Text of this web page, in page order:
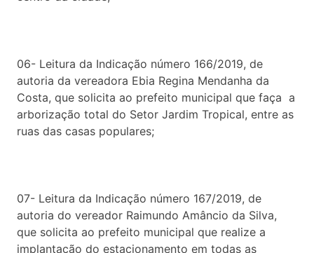
06- Leitura da Indicação número 166/2019, de
autoria da vereadora Ebia Regina Mendanha da
Costa, que solicita ao prefeito municipal que faça a
arborização total do Setor Jardim Tropical, entre as
ruas das casas populares;
07- Leitura da Indicação número 167/2019, de
autoria do vereador Raimundo Amâncio da Silva,
que solicita ao prefeito municipal que realize a
implantação do estacionamento em todas as